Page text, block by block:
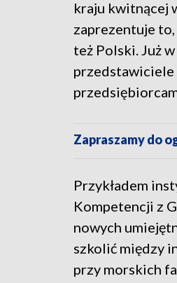
kraju kwitnącej
zaprezentuje
też Polski. Już
przedstawiciele
Zapraszamy do
Przykładem
Kompetencji z
nowych
szkolić między
przy morskich